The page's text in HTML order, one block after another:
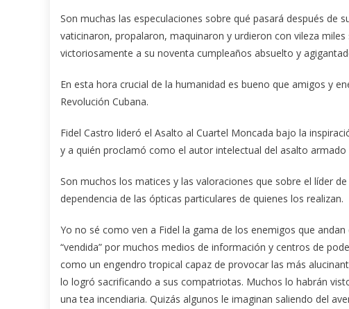
Son muchas las especulaciones sobre qué pasará después de
vaticinaron, propalaron, maquinaron y urdieron con vileza
victoriosamente a su noventa cumpleaños absuelto y
En esta hora crucial de la humanidad es bueno que amigos y
Revolución Cubana.
Fidel Castro lideró el Asalto al Cuartel Moncada bajo la
y a quién proclamó como el autor intelectual del asalto armado
Son muchos los matices y las valoraciones que sobre el líder
dependencia de las ópticas particulares de quienes los realizan.
Yo no sé como ven a Fidel la gama de los enemigos que
“vendida” por muchos medios de información y centros de
como un engendro tropical capaz de provocar las más
lo logró sacrificando a sus compatriotas. Muchos lo habrán
una tea incendiaria. Quizás algunos le imaginan saliendo del